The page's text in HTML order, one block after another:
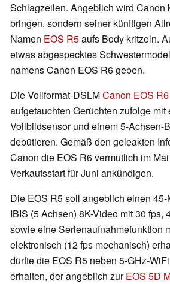
Schlagzeilen. Angeblich wird Canon
bringen, sondern seiner künftigen
Namen EOS R5aufs Body kritzeln.
etwas abgespecktes
namens Canon EOS R6 geben.
Die Vollformat-DSLMCanon EOS R6
aufgetauchten Gerüchten zufolge mit
Vollbildsensor und einem 5-Achsen-
debütieren. Gemäß den geleakten
Canon die EOS R6 vermutlich im
Verkaufsstart für Juni ankündigen.
Die EOS R5 soll angeblich einen
IBIS (5 Achsen) 8K-Video mit 30 fps,
sowie eine Serienaufnahmefunktion
elektronisch (12 fps mechanisch)
dürfte die EOS R5 neben 5-GHz-
erhalten, der angeblich zurEOS 5D